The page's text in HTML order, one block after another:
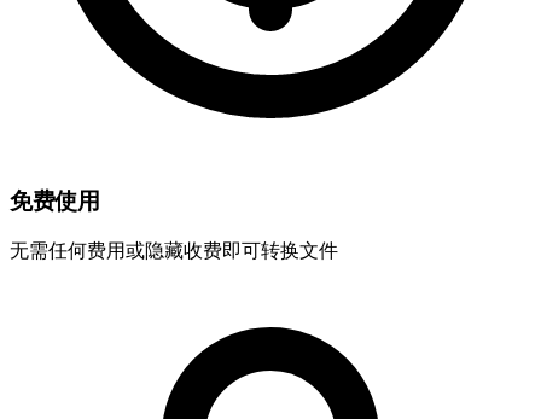
免费使用
无需任何费用或隐藏收费即可转换文件